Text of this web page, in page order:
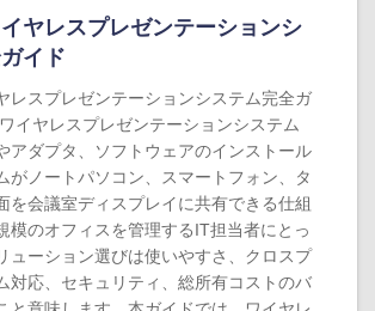
ヤレスプレゼンテーションシ
イド
レスプレゼンテーションシステム完全ガ
イヤレスプレゼンテーションシステム
アダプタ、ソフトウェアのインストール
がノートパソコン、スマートフォン、タ
を会議室ディスプレイに共有できる仕組
模のオフィスを管理するIT担当者にとっ
ューション選びは使いやすさ、クロスプ
対応、セキュリティ、総所有コストのバ